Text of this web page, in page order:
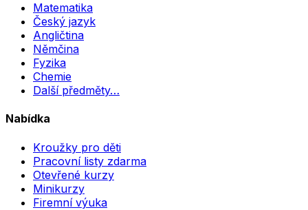
Matematika
Český jazyk
Angličtina
Němčina
Fyzika
Chemie
Další předměty…
Nabídka
Kroužky pro děti
Pracovní listy zdarma
Otevřené kurzy
Minikurzy
Firemní výuka